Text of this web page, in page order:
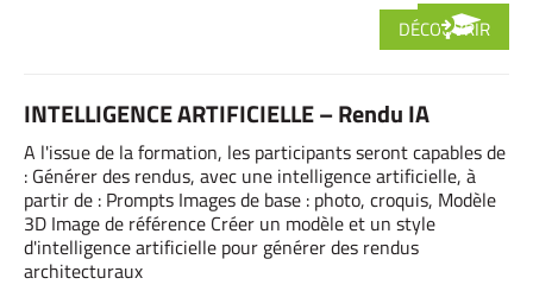
DÉCOUVRIR
INTELLIGENCE ARTIFICIELLE – Rendu IA
A l'issue de la formation, les participants seront capables de
: Générer des rendus, avec une intelligence artificielle, à
partir de : Prompts Images de base : photo, croquis, Modèle
3D Image de référence Créer un modèle et un style
d'intelligence artificielle pour générer des rendus
architecturaux